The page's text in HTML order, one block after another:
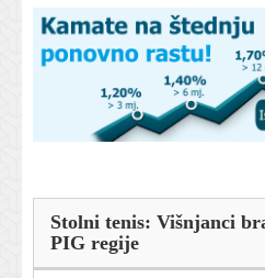
Stolni tenis: Višnjanci
PIG regije